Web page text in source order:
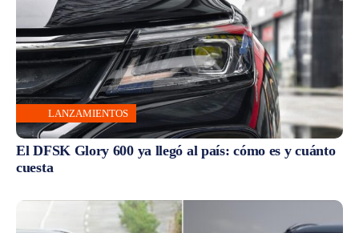
LANZAMIENTOS
El DFSK Glory 600 ya llegó al país: cómo es y cuánto
cuesta